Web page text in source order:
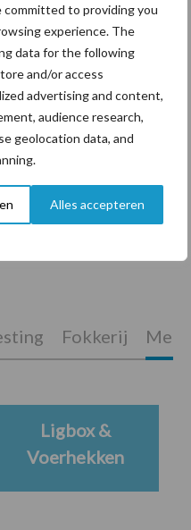
committed to providing you
experience. The
data for the following
and/or access
advertising and content,
audience research,
geolocation data, and
Alles accepteren
een vaak
risicofactor
ziet volume en
groeien in
Nederlandse
Fokkerij
Ligbox &
Voerhekken